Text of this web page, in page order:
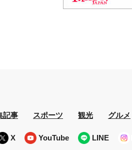
記事 スポーツ 観光 グルメ
X YouTube LINE